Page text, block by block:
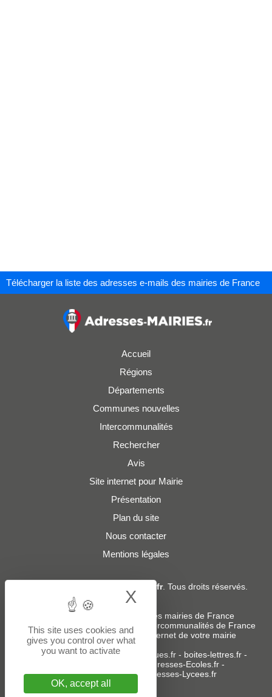
Télécharger la liste des adresses e-mails des mairies de France
Accueil
Régions
Départements
Communes nouvelles
Intercommunalités
Rechercher
Avis
Site internet pour Mairie
Présentation
Plan du site
Nous contacter
Mentions légales
Adresses-Mairies.fr. Tous droits réservés.
Services :
Liste des adresses e-mails des mairies de France
Liste des adresses e-mails des intercommunalités de France
-Création ou refonte du site internet de votre mairie
Sites partenaires:donneespubliques.fr- boites-lettres.fr-
Adresses-Ecoles.fr -
Adresses-Colleges.fr- Adresses-Lycees.fr
This site uses cookies and
gives you control over what
you want to activate
OK, accept all
X